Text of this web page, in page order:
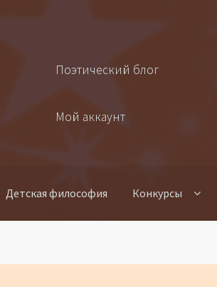
Поэтический блог
Мой аккаунт
Детская философия Конкурсы